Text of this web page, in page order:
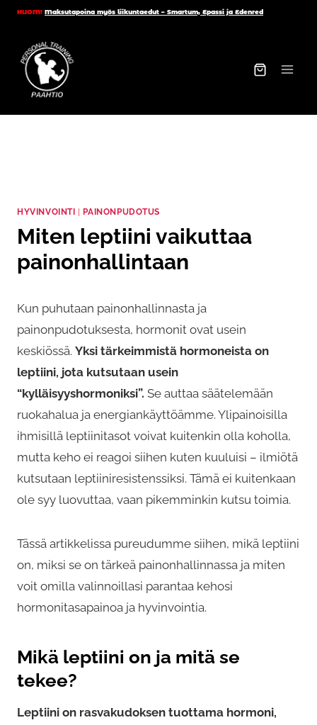
SiirryHUOM! Maksutapoina myös liikuntaedut – Smartum, Epassi ja Edenred
HYVINVOINTI PAINONPUDOTUS
Miten leptiini vaikuttaa
painonhallintaan
Kun puhutaan painonhallinnasta ja
painonpudotuksesta, hormonit ovat usein
keskiössä. Yksi tärkeimmistä hormoneista on
leptiini, jota kutsutaan usein
“kylläisyyshormoniksi”. Se auttaa säätelemään
ruokahalua ja energiankäyttöämme. Ylipainoisilla
ihmisillä leptiinitasot voivat kuitenkin olla koholla,
mutta keho ei reagoi siihen kuten kuuluisi – ilmiötä
kutsutaan leptiiniresistenssiksi. Tämä ei kuitenkaan
ole syy luovuttaa, vaan pikemminkin kutsu toimia.
Tässä artikkelissa pureudumme siihen, mikä leptiini
on, miksi se on tärkeä painonhallinnassa ja miten
voit omilla valinnoillasi parantaa kehosi
hormonitasapainoa ja hyvinvointia.
Mikä leptiini on ja mitä se
tekee?
Leptiini on rasvakudoksen tuottama hormoni,